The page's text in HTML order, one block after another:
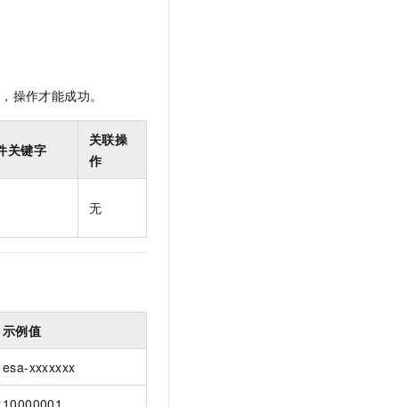
操作才能成功。
关键字
关联操
作
无
示例值
esa-xxxxxxx
10000001